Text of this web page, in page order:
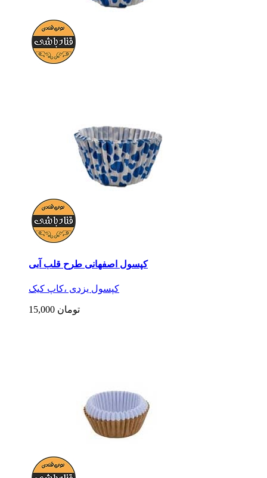
کپسول اصفهانی طرح قلب آبی
کپسول یزدی ،کاپ کیک
15,000 تومان